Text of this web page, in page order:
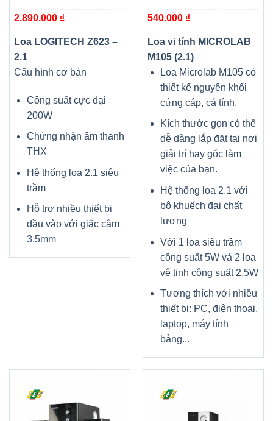
2.890.000 ₫
Loa LOGITECH Z623 –
2.1
Cấu hình cơ bản
Công suất cực đại
200W
Chứng nhận âm thanh
THX
Hệ thống loa 2.1 siêu
trầm
Hỗ trợ nhiều thiết bị
đầu vào với giắc cắm
3.5mm
540.000 ₫
Loa vi tính MICROLAB
M105 (2.1)
Loa Microlab M105 có
thiết kế nguyên khối
cứng cáp, cá tính.
Kích thước gọn có thể
dễ dàng lắp đặt tại nơi
giải trí hay góc làm
việc của bạn.
Hệ thống loa 2.1 với
bộ khuếch đại chất
lượng
Với 1 loa siêu trầm
công suất 5W và 2 loa
vệ tinh công suất 2.5W
Tương thích với nhiều
thiết bị: PC, điện thoại,
laptop, máy tính
bảng...